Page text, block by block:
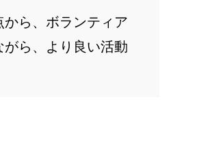
ら、ボランティア
ら、より良い活動